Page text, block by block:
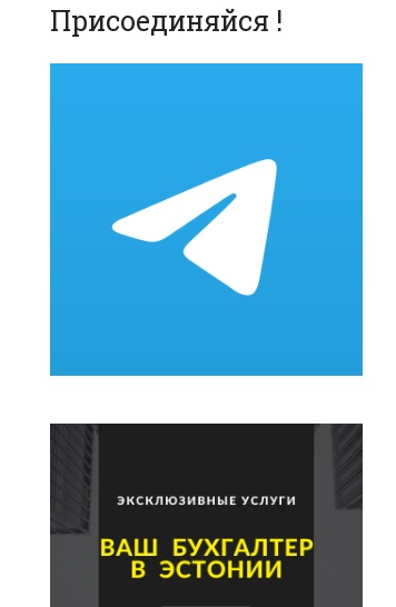
Присоединяйся !